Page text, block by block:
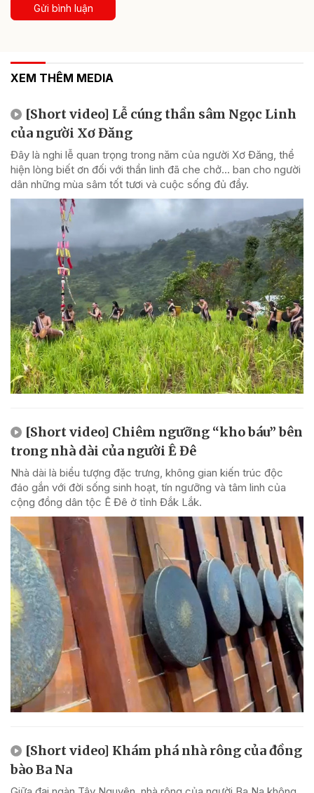
Gửi bình luận
XEM THÊM MEDIA
[Short video] Lễ cúng thần sâm Ngọc Linh
của người Xơ Đăng
Đây là nghi lễ quan trọng trong năm của người Xơ Đăng, thể
hiện lòng biết ơn đối với thần linh đã che chở... ban cho người
dân những mùa sâm tốt tươi và cuộc sống đủ đầy.
[Short video] Chiêm ngưỡng “kho báu” bên
trong nhà dài của người Ê Đê
Nhà dài là biểu tượng đặc trưng, không gian kiến trúc độc
đáo gắn với đời sống sinh hoạt, tín ngưỡng và tâm linh của
cộng đồng dân tộc Ê Đê ở tỉnh Đắk Lắk.
[Short video] Khám phá nhà rông của đồng
bào Ba Na